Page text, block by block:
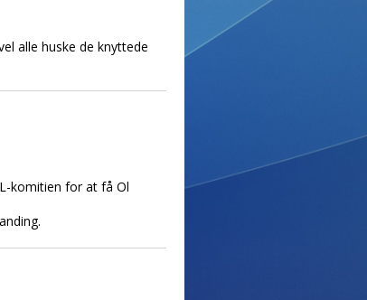
alle huske de knyttede
komitien for at få Ol